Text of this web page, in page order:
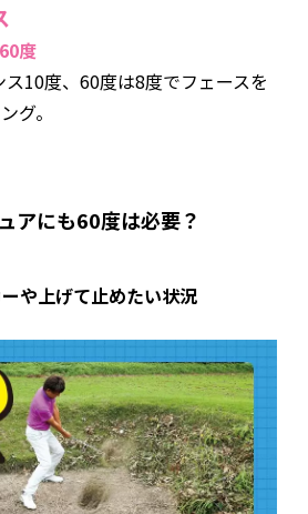
度
10度、60度は8度でフェースを
グ。
アにも60度は必要？
や上げて止めたい状況